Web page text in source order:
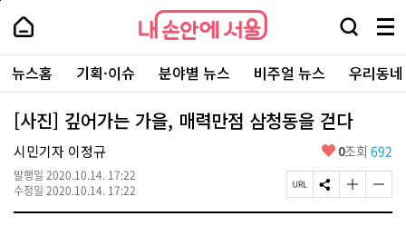
본
로
가
내
손
안
에
서
울
-
서
울
시
대
표
소
내
손
에
울
검
창
열
기
메
뉴
전
체
보
주
요
서
뉴스홈 기획·이슈 분야별 뉴스 비주얼 뉴스 우리동
[사진] 깊어가는 가을, 매력만점 삼청동을 걷다
시민기자 이정규
발행일 2020.10.14. 17:22
수정일 2020.10.14. 17:22
좋
요
0조회 692
페
이
S
N
글
자
글
자
페
상
단
로